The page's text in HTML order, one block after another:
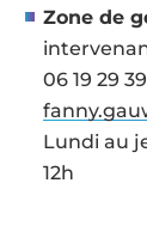
Zone de
06 19 29
Lundi au
12h